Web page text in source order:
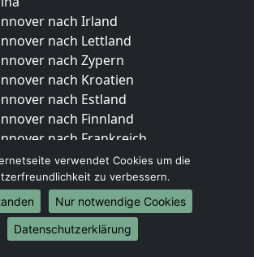
nach Irland
nach Lettland
nach Zypern
nach Kroatien
nach Estland
nach Finnland
nach Frankreich
nach Griechenland
nach Italien
nach Liechtenstein
nach Luxemburg
nach Niederlande
verwendet Cookies um die
zu verbessern.
Nur notwendige Cookies
Datenschutzerklärung